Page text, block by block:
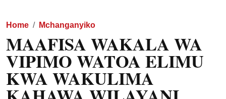
Home Mchanganyiko
MAAFISA WAKALA WA
VIPIMO WATOA ELIMU
KWA WAKULIMA